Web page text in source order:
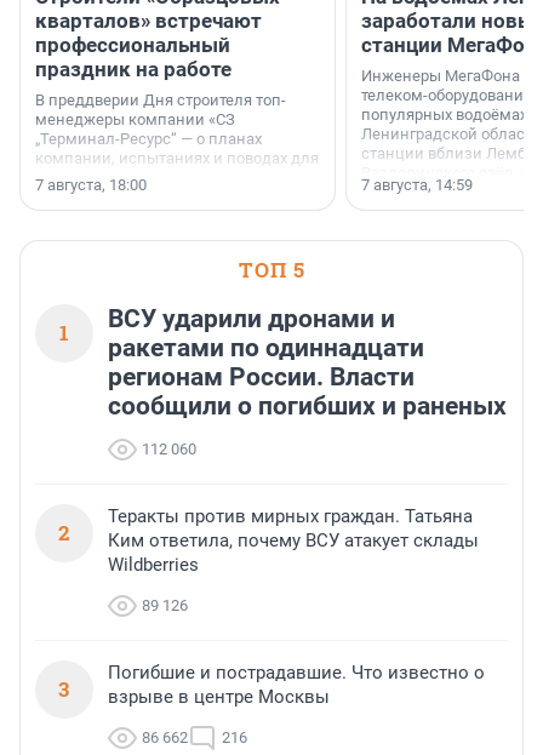
кварталов» встречают
профессиональный
праздник на работе
В преддверии Дня строителя топ-
менеджеры компании «СЗ
„Терминал-Ресурс“ — о планах
компании, испытаниях и поводах для
осторожного оптимизма.
7 августа, 18:00
заработали
станции
Инженеры МегаФона
телеком-оборудование
популярных водоёмах
Ленинградской
станции вблизи
недалеко от Большого
водопада.
7 августа, 14:59
ТОП 5
1
ВСУ ударили дронами и
ракетами по одиннадцати
регионам России. Власти
сообщили о погибших и раненых
112 060
2
Теракты против мирных граждан. Татьяна
Ким ответила, почему ВСУ атакует склады
Wildberries
89 126
3
Погибшие и пострадавшие. Что известно о
взрыве в центре Москвы
86 662 216